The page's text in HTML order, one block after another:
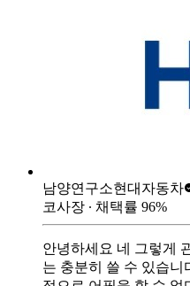
남양연구소현대자동차
코사장 ∙ 채택률 96%
안녕하세요 네 그렇게
는 충분히 쓸 수 있습니